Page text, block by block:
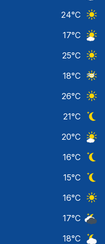
24°C
17°C
25°C
18°C
26°C
21°C
20°C
16°C
15°C
16°C
17°C
18°C